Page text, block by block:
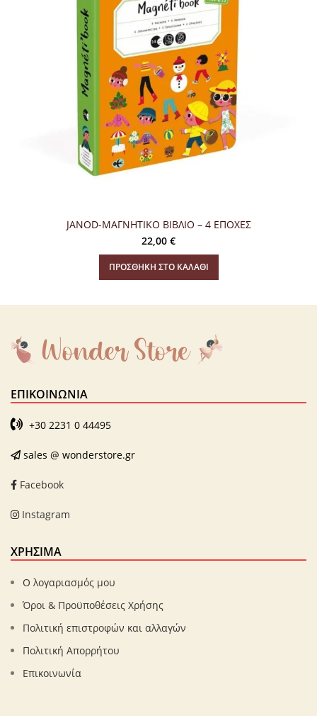
JANOD-ΜΑΓΝΗΤΙΚΟ ΒΙΒΛΙΟ – 4 ΕΠΟΧΕΣ
22,00 €
ΠΡΟΣΘΉΚΗ ΣΤΟ ΚΑΛΆΘΙ
ΕΠΙΚΟΙΝΩΝΊΑ
+30 2231 0 44495
sales @ wonderstore.gr
Facebook
Instagram
ΧΡΗΣΙΜΑ
Ο λογαριασμός μου
Όροι & Προϋποθέσεις Χρήσης
Πολιτική επιστροφών και αλλαγών
Πολιτική Απορρήτου
Επικοινωνία